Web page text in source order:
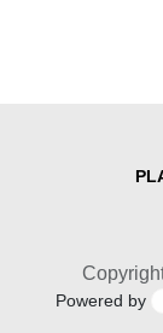
Powered by